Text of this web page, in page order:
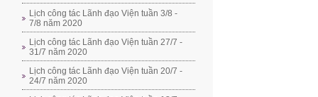
Lịch công tác Lãnh đạo Viện tuần 3/8 -
7/8 năm 2020
Lịch công tác Lãnh đạo Viện tuần 27/7 -
31/7 năm 2020
Lịch công tác Lãnh đạo Viện tuần 20/7 -
24/7 năm 2020